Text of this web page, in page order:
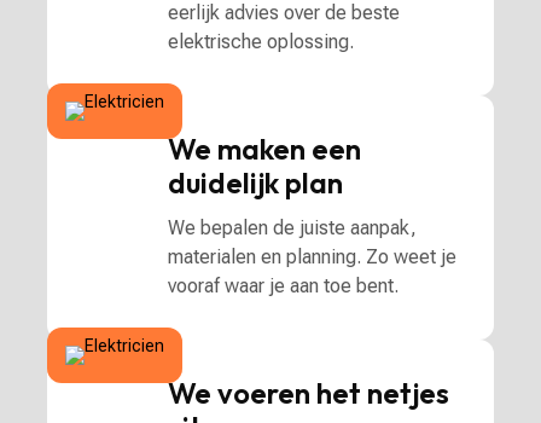
eerlijk advies over de beste
elektrische oplossing.
We maken een
duidelijk plan
We bepalen de juiste aanpak,
materialen en planning. Zo weet je
vooraf waar je aan toe bent.
We voeren het netjes